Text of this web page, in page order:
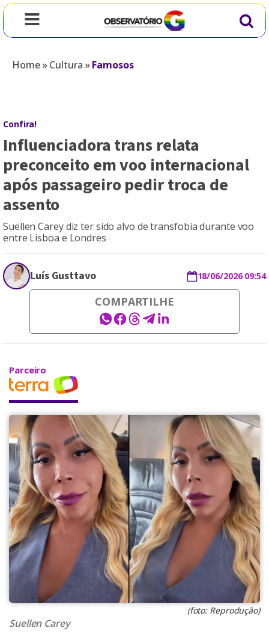
Home»Cultura »Famosos
Confira!
Influenciadora trans relata
preconceito em voo internacional
após passageiro pedir troca de
assento
Suellen Carey diz ter sido alvo de transfobia durante voo
entre Lisboa e Londres
Luís Gusttavo 18/06/2026 09:54
COMPARTILHE
Parceiro
(foto: Reprodução)
Suellen Carey